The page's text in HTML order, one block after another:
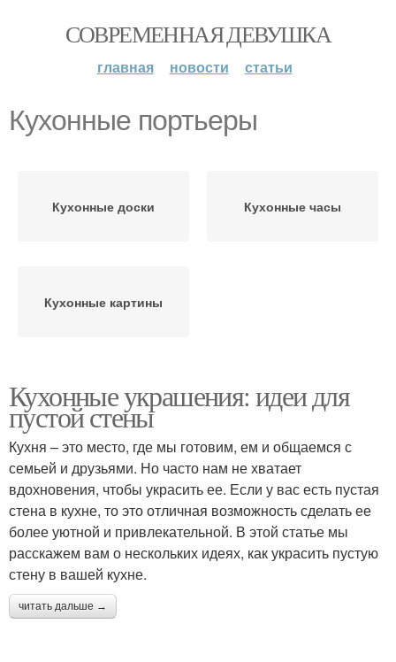
СОВРЕМЕННАЯ ДЕВУШКА
главная новости статьи
Кухонные портьеры
Кухонные доски Кухонные часы
Кухонные картины
Кухонные украшения: идеи для
пустой стены
Кухня – это место, где мы готовим, ем и общаемся с
семьей и друзьями. Но часто нам не хватает
вдохновения, чтобы украсить ее. Если у вас есть пустая
стена в кухне, то это отличная возможность сделать ее
более уютной и привлекательной. В этой статье мы
расскажем вам о нескольких идеях, как украсить пустую
стену в вашей кухне.
читать дальше →